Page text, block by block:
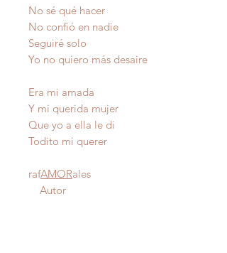
No sé qué hacer
No confió en nadie
Seguiré solo
Yo no quiero más desaire
Era mi amada
Y mi querida mujer
Que yo a ella le di
Todito mi querer
rafAMORales
Autor